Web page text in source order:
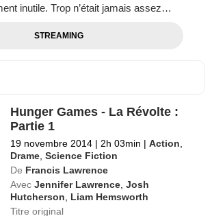
inutile. Trop n’était jamais assez…
STREAMING
Hunger Games - La Révolte :
Partie 1
19 novembre 2014 | 2h 03min | Action
Drame ,Science Fiction
De Francis Lawrence
Avec Jennifer Lawrence ,Josh
Hutcherson
Liam Hemsworth
Titre original